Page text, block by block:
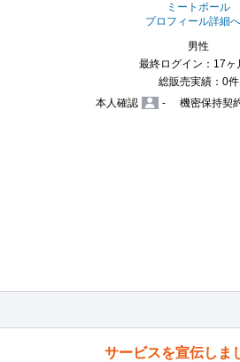
ミートボール
プロフィール詳細へ
男性
最終ログイン：17ヶ
総販売実績：0件
本人確認
- 機密保持契
サービスを宣伝しま